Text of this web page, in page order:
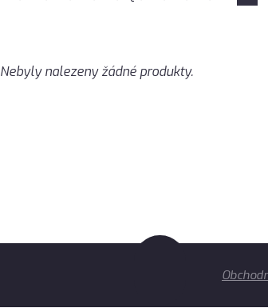
Nebyly nalezeny žádné produkty.